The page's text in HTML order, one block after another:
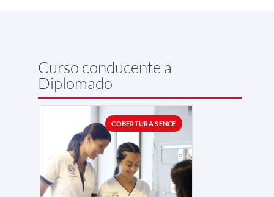
Curso conducente a
Diplomado
COBERTURA SENCE